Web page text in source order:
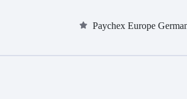
Paychex Europe